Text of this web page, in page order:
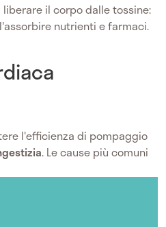
il corpo dalle tossine:
nutrienti e farmaci.
l'efficienza di pompaggio
. Le cause più comuni